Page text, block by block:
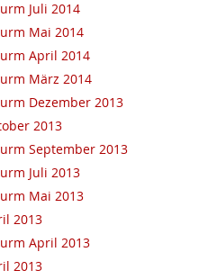
Juli 2014
Mai 2014
April 2014
März 2014
Dezember 2013
2013
September 2013
Juli 2013
Mai 2013
2013
April 2013
2013